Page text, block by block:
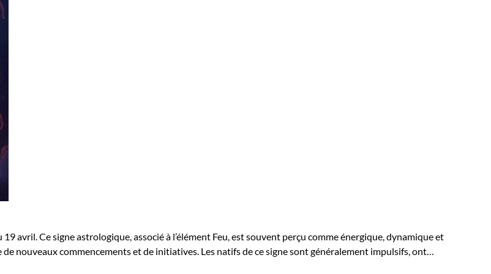
avril. Ce signe astrologique, associé à l’élément Feu, est souvent perçu comme énergique, dynamique et
nouveaux commencements et de initiatives. Les natifs de ce signe sont généralement impulsifs, ont…